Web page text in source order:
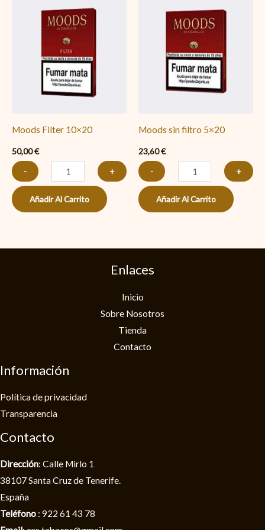
Moods Filter 10×20
50,00€
-
Filter
10x20
cantidad
+
Añadir Al Carrito
Moods sin filtro 5×20
23,60€
-
sin
filtro
5x20
cantidad
+
Añadir Al Carrito
Enlaces
Inicio
Sobre Nosotros
Tienda
Contacto
Información
Política de privacidad​
Transparencia
Contacto
Dirección: Calle Mirlo 1
38107 Santa Cruz de Tenerife.
España
Teléfono : 922 61 43 78